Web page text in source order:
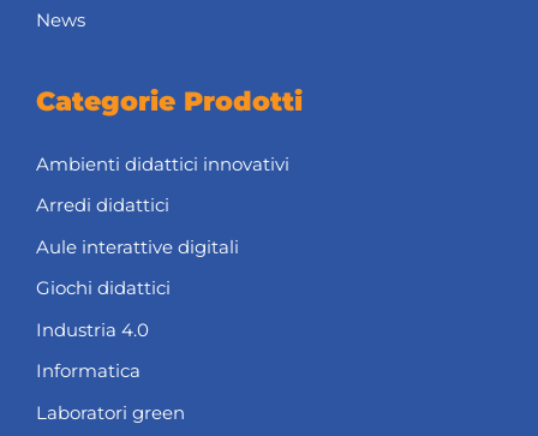
News
Categorie Prodotti
Ambienti didattici innovativi
Arredi didattici
Aule interattive digitali
Giochi didattici
Industria 4.0
Informatica
Laboratori green